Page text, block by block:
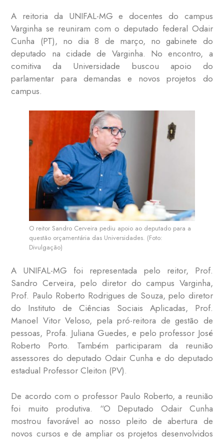
A reitoria da UNIFAL-MG e docentes do campus
Varginha se reuniram com o deputado federal Odair
Cunha (PT), no dia 8 de março, no gabinete do
deputado na cidade de Varginha. No encontro, a
comitiva da Universidade buscou apoio do
parlamentar para demandas e novos projetos do
campus.
O reitor Sandro Cerveira pediu apoio ao deputado para a
questão orçamentária das Universidades. (Foto:
Divulgação)
A UNIFAL-MG foi representada pelo reitor, Prof.
Sandro Cerveira, pelo diretor do campus Varginha,
Prof. Paulo Roberto Rodrigues de Souza, pelo diretor
do Instituto de Ciências Sociais Aplicadas, Prof.
Manoel Vitor Veloso, pela pró-reitora de gestão de
pessoas, Profa. Juliana Guedes, e pelo professor José
Roberto Porto. Também participaram da reunião
assessores do deputado Odair Cunha e do deputado
estadual Professor Cleiton (PV).
De acordo com o professor Paulo Roberto, a reunião
foi muito produtiva. “O Deputado Odair Cunha
mostrou favorável ao nosso pleito de abertura de
novos cursos e de ampliar os projetos desenvolvidos